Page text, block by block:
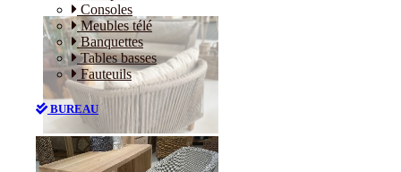
Consoles
Meubles télé
Banquettes
Tables basses
Fauteuils
BUREAU
Canapés
Consoles